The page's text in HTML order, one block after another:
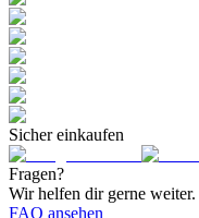
Sicher einkaufen
Fragen?
Wir helfen dir gerne weiter.
FAQ ansehen